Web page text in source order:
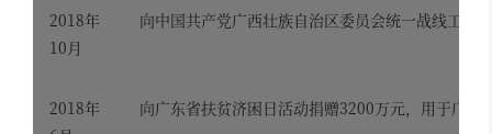
2018年
10月
向中国共产党广西壮族自治区委员会统一战线工作
2018年
向广东省扶贫济困日活动捐赠3200万元，用于广东